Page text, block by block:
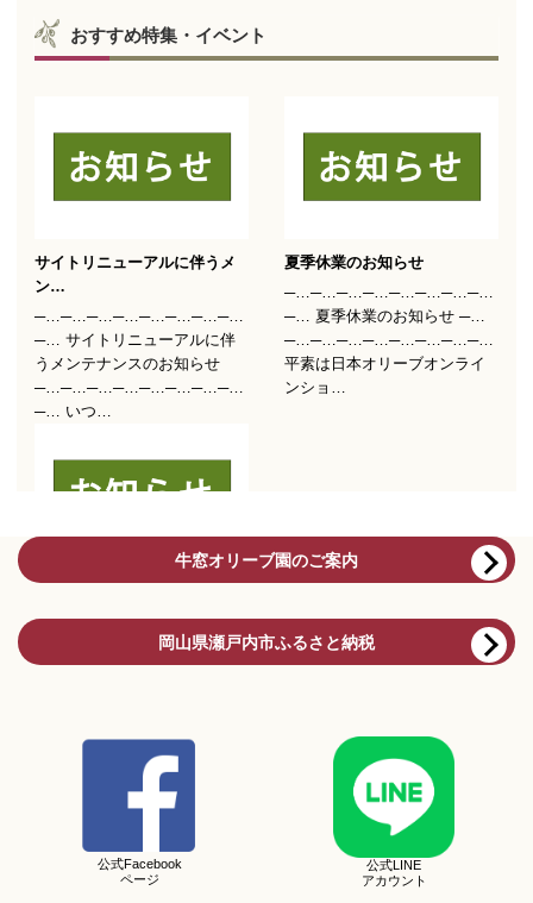
牛窓オリーブ園のご案内
岡山県瀬戸内市ふるさと納税
公式Facebook
ページ
公式LINE
アカウント